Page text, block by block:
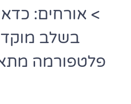
> אורחים:
בשלב
פלטפורמה